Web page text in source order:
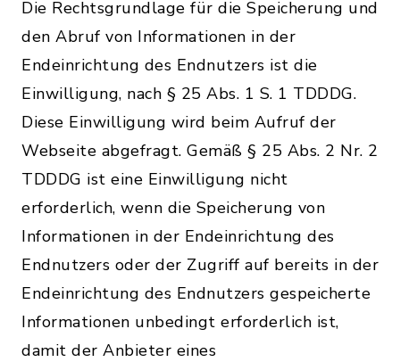
Die Rechtsgrundlage für die Speicherung und
den Abruf von Informationen in der
Endeinrichtung des Endnutzers ist die
Einwilligung, nach § 25 Abs. 1 S. 1 TDDDG.
Diese Einwilligung wird beim Aufruf der
Webseite abgefragt. Gemäß § 25 Abs. 2 Nr. 2
TDDDG ist eine Einwilligung nicht
erforderlich, wenn die Speicherung von
Informationen in der Endeinrichtung des
Endnutzers oder der Zugriff auf bereits in der
Endeinrichtung des Endnutzers gespeicherte
Informationen unbedingt erforderlich ist,
damit der Anbieter eines